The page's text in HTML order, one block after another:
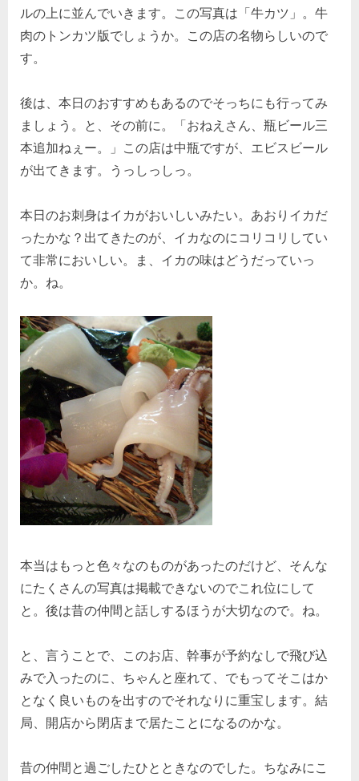
ルの上に並んでいきます。この写真は「牛カツ」。牛
肉のトンカツ版でしょうか。この店の名物らしいので
す。
後は、本日のおすすめもあるのでそっちにも行ってみ
ましょう。と、その前に。「おねえさん、瓶ビール三
本追加ねぇー。」この店は中瓶ですが、エビスビール
が出てきます。うっしっしっ。
本日のお刺身はイカがおいしいみたい。あおりイカだ
ったかな？出てきたのが、イカなのにコリコリしてい
て非常においしい。ま、イカの味はどうだっていっ
か。ね。
本当はもっと色々なのものがあったのだけど、そんな
にたくさんの写真は掲載できないのでこれ位にして
と。後は昔の仲間と話しするほうが大切なので。ね。
と、言うことで、このお店、幹事が予約なしで飛び込
みで入ったのに、ちゃんと座れて、でもってそこはか
となく良いものを出すのでそれなりに重宝します。結
局、開店から閉店まで居たことになるのかな。
昔の仲間と過ごしたひとときなのでした。ちなみにこ